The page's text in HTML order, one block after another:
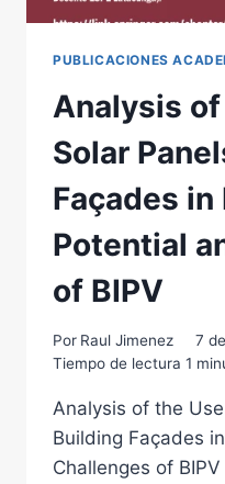
PUBLICACIONES
Analysis
Solar
Façades in
Potential
of BIPV
Por Raul Jimenez
7
Tiempo de lectura 1
Analysis of the
Building Façades
Challenges of